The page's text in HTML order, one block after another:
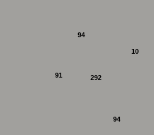
292
94
94
10
91